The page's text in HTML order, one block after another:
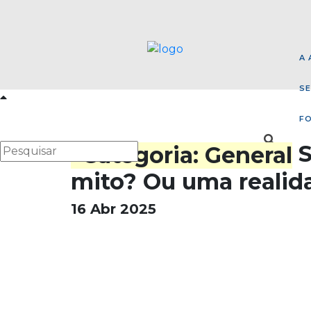
A
mito? Ou uma
16 Abr 2025